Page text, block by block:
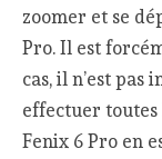
zoomer et se
Pro. Il est
cas, il n’est pas
effectuer toutes
Fenix 6 Pro en